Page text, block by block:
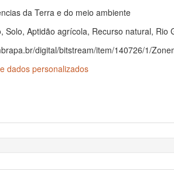
da Terra e do meio ambiente
Solo, Aptidão agrícola, Recurso natural, Rio
digital/bitstream/item/140726/1/
dados personalizados